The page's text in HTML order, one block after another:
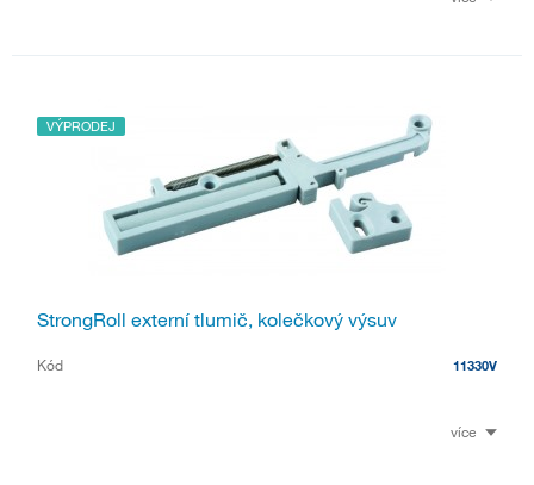
VÝPRODEJ
StrongRoll externí tlumič, kolečkový výsuv
Kód 11330V
více